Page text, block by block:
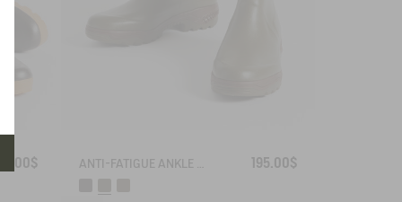
195.00$ ANTI-FATIGUE ANKLE BOOT PARCOURS 2.0 195.00$